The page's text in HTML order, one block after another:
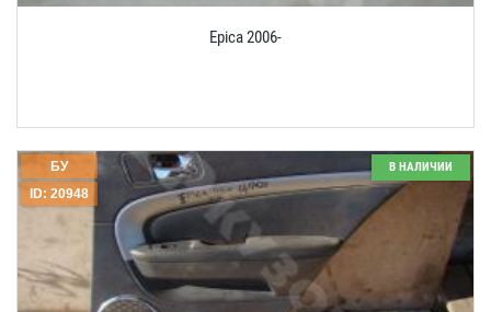
Epica 2006-
ID: 20948
БУ В НАЛИЧИИ